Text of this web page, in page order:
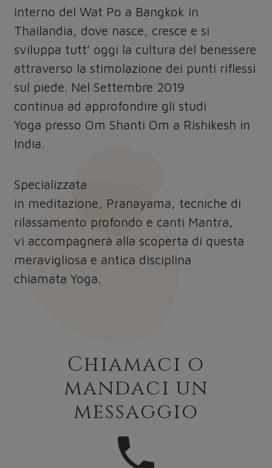
interno del Wat Po a Bangkok in
Thailandia, dove nasce, cresce e si
sviluppa tutt’ oggi la cultura del benessere
attraverso la stimolazione dei punti riflessi
sul piede. Nel Settembre 2019
continua ad approfondire gli studi
Yoga presso Om Shanti Om a Rishikesh in
India.
Specializzata
in meditazione, Pranayama, tecniche di
rilassamento profondo e canti Mantra,
vi accompagnerà alla scoperta di questa
meravigliosa e antica disciplina
chiamata Yoga.
Chiamaci o
mandaci un
messaggio